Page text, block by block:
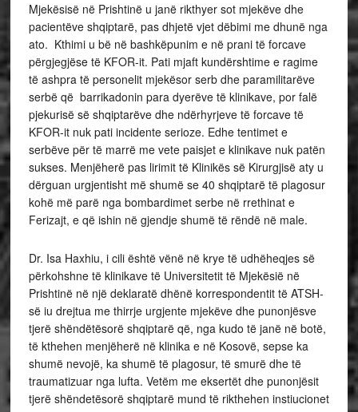
Mjekësisë në Prishtinë u janë rikthyer sot mjekëve dhe
pacientëve shqiptarë, pas dhjetë vjet dëbimi me dhunë nga
ato. Kthimi u bë në bashkëpunim e në prani të forcave
përgjegjëse të KFOR-it. Pati mjaft kundërshtime e ragime
të ashpra të personelit mjekësor serb dhe paramilitarëve
serbë që barrikadonin para dyerëve të klinikave, por falë
pjekurisë së shqiptarëve dhe ndërhyrjeve të forcave të
KFOR-it nuk pati incidente serioze. Edhe tentimet e
serbëve për të marrë me vete paisjet e klinikave nuk patën
sukses. Menjëherë pas lirimit të Klinikës së Kirurgjisë aty u
dërguan urgjentisht më shumë se 40 shqiptarë të plagosur
kohë më parë nga bombardimet serbe në rrethinat e
Ferizajt, e që ishin në gjendje shumë të rëndë në male.
Dr. Isa Haxhiu, i cili është vënë në krye të udhëheqjes së
përkohshne të klinikave të Universitetit të Mjekësië në
Prishtinë në një deklaratë dhënë korrespondentit të ATSH-
së iu drejtua me thirrje urgjente mjekëve dhe punonjësve
tjerë shëndëtësorë shqiptarë që, nga kudo të janë në botë,
të kthehen menjëherë në klinika e në Kosovë, sepse ka
shumë nevojë, ka shumë të plagosur, të smurë dhe të
traumatizuar nga lufta. Vetëm me eksertët dhe punonjësit
tjerë shëndetësorë shqiptarë mund të rikthehen instiucionet